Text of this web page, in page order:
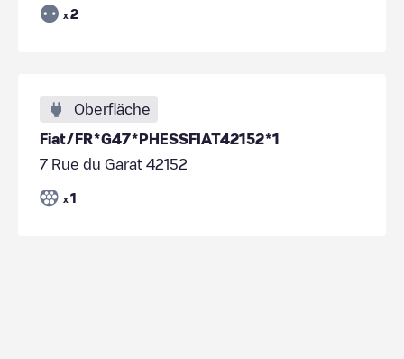
x 2
Oberfläche
Fiat/FR*G47*PHESSFIAT42152*1
7 Rue du Garat 42152
x 1